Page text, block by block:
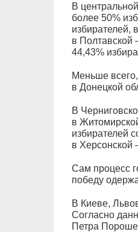
В
более 50%
избирателей,
в Полтавской
44,43%
Меньше
в Донецкой
В
в
избирателей
в Херсонской
Сам процесс
победу
В Киеве,
Согласно
Петра